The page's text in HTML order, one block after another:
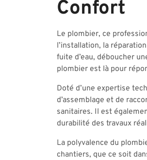
Confort
Le plombier, ce
l’installation, la
fuite d’eau, déboucher
plombier est là pour
Doté d’une expertise
d’assemblage et de
sanitaires. Il est
durabilité des travaux
La polyvalence du
chantiers, que ce soit